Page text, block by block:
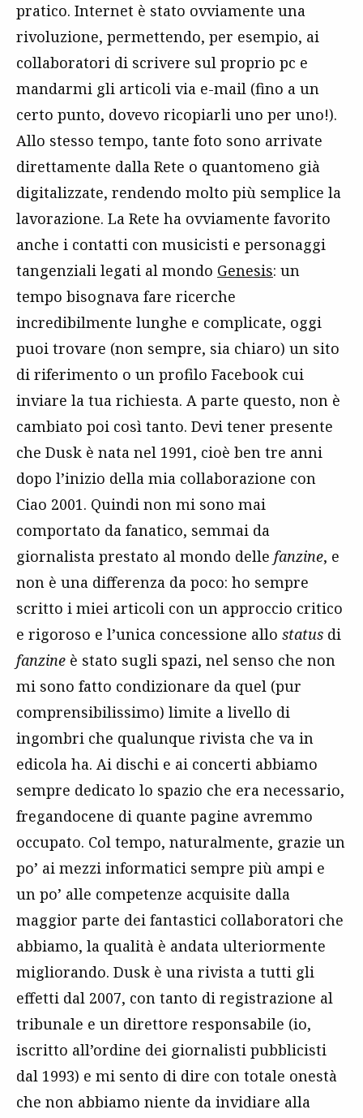
pratico. Internet è stato ovviamente una
rivoluzione, permettendo, per esempio, ai
collaboratori di scrivere sul proprio pc e
mandarmi gli articoli via e-mail (fino a un
certo punto, dovevo ricopiarli uno per uno!).
Allo stesso tempo, tante foto sono arrivate
direttamente dalla Rete o quantomeno già
digitalizzate, rendendo molto più semplice la
lavorazione. La Rete ha ovviamente favorito
anche i contatti con musicisti e personaggi
tangenziali legati al mondo Genesis: un
tempo bisognava fare ricerche
incredibilmente lunghe e complicate, oggi
puoi trovare (non sempre, sia chiaro) un sito
di riferimento o un profilo Facebook cui
inviare la tua richiesta. A parte questo, non è
cambiato poi così tanto. Devi tener presente
che Dusk è nata nel 1991, cioè ben tre anni
dopo l’inizio della mia collaborazione con
Ciao 2001. Quindi non mi sono mai
comportato da fanatico, semmai da
giornalista prestato al mondo delle fanzine, e
non è una differenza da poco: ho sempre
scritto i miei articoli con un approccio critico
e rigoroso e l’unica concessione allo status di
fanzine è stato sugli spazi, nel senso che non
mi sono fatto condizionare da quel (pur
comprensibilissimo) limite a livello di
ingombri che qualunque rivista che va in
edicola ha. Ai dischi e ai concerti abbiamo
sempre dedicato lo spazio che era necessario,
fregandocene di quante pagine avremmo
occupato. Col tempo, naturalmente, grazie un
po’ ai mezzi informatici sempre più ampi e
un po’ alle competenze acquisite dalla
maggior parte dei fantastici collaboratori che
abbiamo, la qualità è andata ulteriormente
migliorando. Dusk è una rivista a tutti gli
effetti dal 2007, con tanto di registrazione al
tribunale e un direttore responsabile (io,
iscritto all’ordine dei giornalisti pubblicisti
dal 1993) e mi sento di dire con totale onestà
che non abbiamo niente da invidiare alla